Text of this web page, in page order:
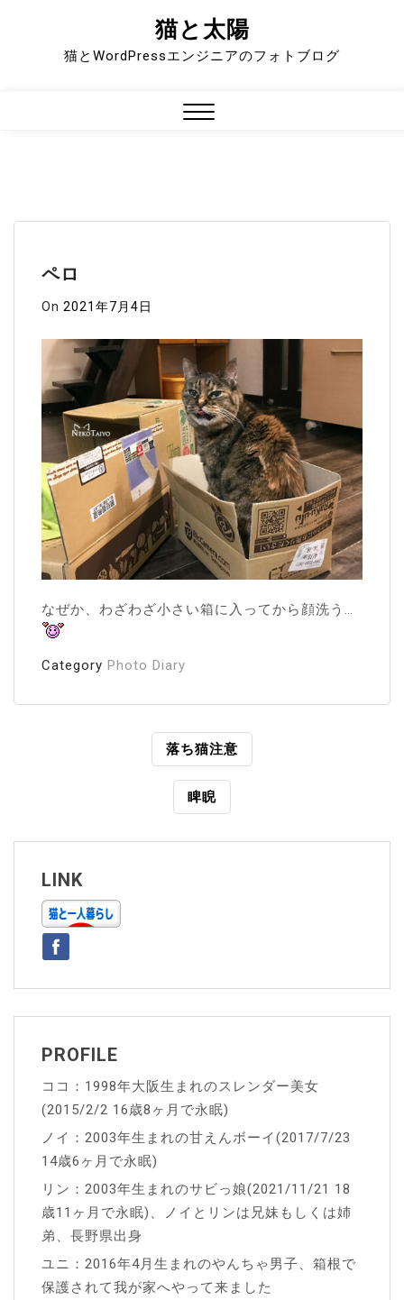
猫と太陽
猫とWordPressエンジニアのフォトブログ
ペロ
On 2021年7月4日
なぜか、わざわざ小さい箱に入ってから顔洗う…
Category Photo Diary
ビ
ゲ
ー
シ
ョ
ン
落ち猫注意
睥睨
LINK
PROFILE
ココ：1998年大阪生まれのスレンダー美女
(2015/2/2 16歳8ヶ月で永眠)
ノイ：2003年生まれの甘えんボーイ(2017/7/23
14歳6ヶ月で永眠)
リン：2003年生まれのサビっ娘(2021/11/21 18
歳11ヶ月で永眠)、ノイとリンは兄妹もしくは姉
弟、長野県出身
ユニ：2016年4月生まれのやんちゃ男子、箱根で
保護されて我が家へやって来ました